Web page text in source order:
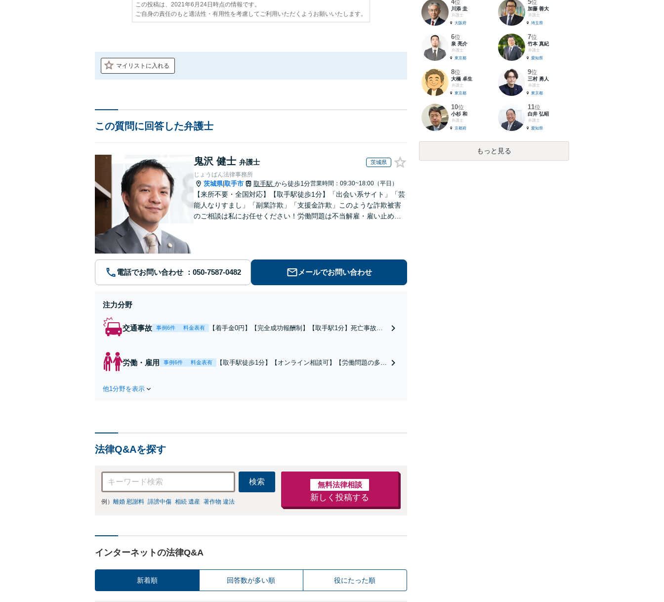
この投稿は、2021年6月24日時点の情報です。
ご自身の責任のもと適法性・有用性を考慮してご利用いただくようお願いいたします。
マイリストに入れる
この質問に回答した弁護士
鬼沢 健士 弁護士 茨城県
じょうばん法律事務所
茨城県|取手市 取手駅 から徒歩1分営業時間：09:30~18:00（平日）
【来所不要・全国対応】【取手駅徒歩1分】「出会い系サイト」「芸
能人なりすまし」「副業詐欺」「支援金詐欺」このような詐欺被害
のご相談は私にお任せください！労働問題は不当解雇・雇い止め・
電話でお問い合わせ メールでお問い合わせ
注力分野
交通事故 事例6件 料金表有
【着手金0円】【完全成功報酬制】【取手駅1分】死亡事故・
当な権利です」【24時間予約受付】【休日・電話相談可】
【全国出張対応】
労働・雇用 事例6件 料金表有
【取手駅徒歩1分】【オンライン相談可】【労働問題の多彩
他1分野を表示
法律Q&Aを探す
検索
例） 離婚 慰謝料 誹謗中傷 相続 遺産 著作物 違法
無料法律相談
新しく投稿する
インターネットの法律Q&A
新着順 回答数が多い順 役にたった順
4位
川添 圭
弁護士
大阪府
5位
加藤 善大
弁護士
埼玉県
6位
泉 亮介
弁護士
東京都
7位
竹本 真紀
弁護士
愛知県
8位
大橋 卓生
弁護士
東京都
9位
三村 勇人
弁護士
東京都
10位
小杉 和
弁護士
京都府
11位
白井 弘昭
弁護士
愛知県
もっと見る